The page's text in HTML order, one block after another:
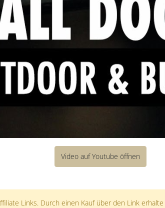
Video auf Youtube öffnen
Links. Durch einen Kauf über den Link